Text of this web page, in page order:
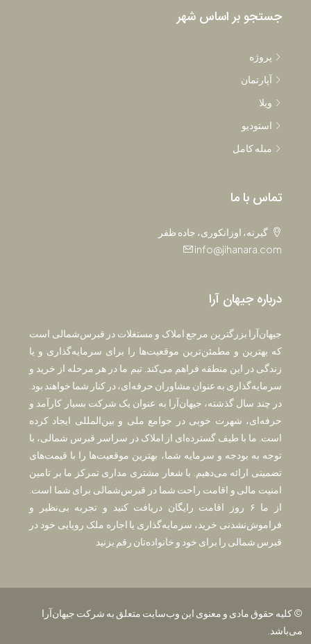
جستجو بر اساس شهر
پروژه
آپارتمان
ویلا
استودیو
مبله کامل
تماس با ما
گیرنه، اوزانکوری، جاده ظفر
info@jihanara.com
درباره جیهان آرا
جیهان‌آرا بزرگترین مرجع املاک و مستغلات در قبرس‌شمالی است
که بهترین و مطمئن‌ترین موقعیت‌ها را برای سرمایه‌گذاری و یا
زندگی در این منطقه فراهم می‌کند. تیم ما در هر مرحله از خرید و
سرمایه‌گذاری به عنوان مشاوران حرفه‌ای، در کنار شما خواهند بود.
در چند سال گذشته، جیهان‌آرا به عنوان یک شرکت بسیار کارآمد و
حرفه‌ای، شهرت خوبی در جوامع ملی و بین‌المللی ایجاد کرده
است. ما با طیف گسترده‌ای از املاک در سراسر قبرس شمالی، با
توجه به بودجه و سرمایه شما، بهترین موقعیت‌ها را با قیمت‌های
تضمینی ارائه می‌دهیم. با شعار مشتری مداری تمرکز ما بر تامین
امنیت مالی و اقامت راحت شما در قبرس‌شمالی برای شما است.
از ما ۶ روز اقامت رایگان دریافت کنید و تجربه بی‌نظیر و
فراموش‌نشدنی خرید، سرمایه‌گذاری یا اجاره ملک رویایی خود در
قبرس شمالی را برای خود و خانواده‌تان رقم بزنید
© کلیه حقوق مادی و معنوی این وب‌سایت متعلق به شرکت جیهان‌آرا
می‌باشد.